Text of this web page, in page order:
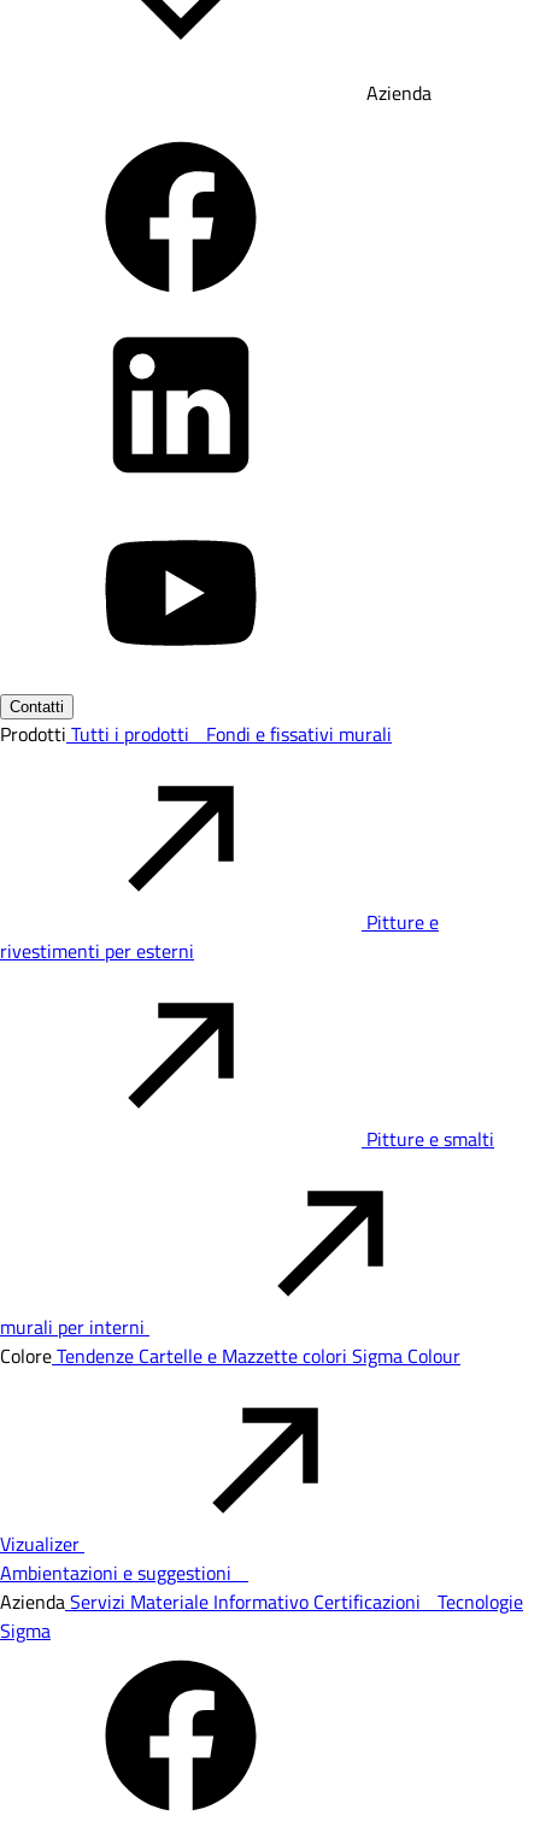
Azienda
Contatti
Prodotti Tutti i prodotti Fondi e fissativi murali
Pitture e
rivestimenti per esterni
Pitture e smalti
murali per interni
ColoreTendenze Cartelle e Mazzette colori Sigma Colour
Vizualizer
Ambientazioni e suggestioni
AziendaServizi Materiale Informativo Certificazioni Tecnologie
Sigma